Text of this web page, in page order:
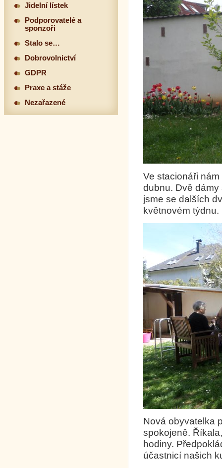
Ve stacionáři
dubnu. Dvě dámy
jsme se dalších
květnovém týdnu.
Nová obyvatelka
spokojeně.
hodiny.
účastnicí našich
Jidelní lístek
Podporovatelé a
sponzoři
Stalo se…
Dobrovolnictví
GDPR
Praxe a stáže
Nezařazené